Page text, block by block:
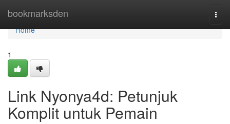
bookmarksden
Home
Home
1
Link Nyonya4d: Petunjuk
Komplit untuk Pemain